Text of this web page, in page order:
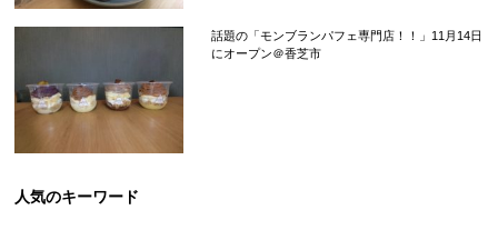
話題の「モンブランパフェ専門店！！」11月14日
にオープン＠香芝市
人気のキーワード